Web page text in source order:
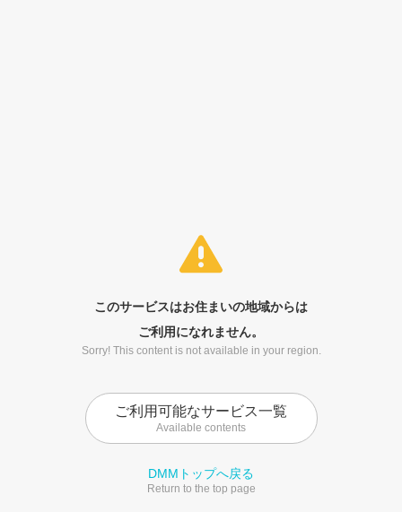
このサービスはお住まいの地域からは
ご利用になれません。
Sorry! This content is not available in your region.
ご利用可能なサービス一覧
Available contents
DMMトップへ戻る
Return to the top page